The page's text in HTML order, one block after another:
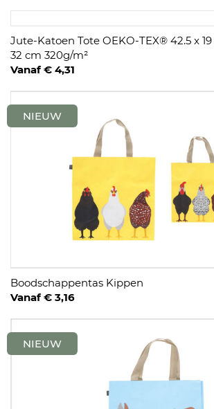
Jute-Katoen Tote OEKO-TEX® 42.5 x 19
32 cm 320g/m²
Vanaf € 4,31
NIEUW
Boodschappentas Kippen
Vanaf € 3,16
NIEUW